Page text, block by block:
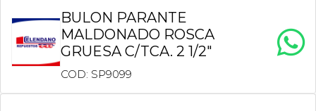
BULON PARANTE
MALDONADO ROSCA
GRUESA C/TCA. 2 1/2″
COD: SP9099